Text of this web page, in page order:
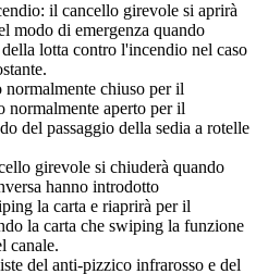
il cancello girevole si aprirà
modo di emergenza quando
lotta contro l'incendio nel caso
chiuso per il
normalmente aperto per il
del passaggio della sedia a rotelle
girevole si chiuderà quando
hanno introdotto
la carta e riaprirà per il
la carta che swiping la funzione
canale.
del anti-pizzico infrarosso e del